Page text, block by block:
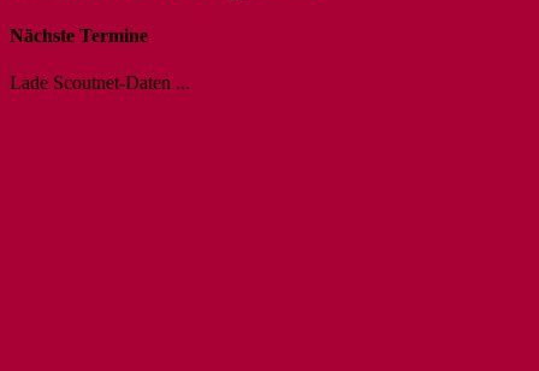
Nächste Termine
Lade Scoutnet-Daten ...